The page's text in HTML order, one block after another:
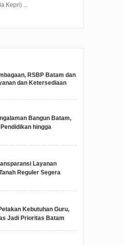
Kepri) ...
RSBP Batam dan
dan Ketersediaan
Bangun Batam,
hingga
Layanan
Reguler Segera
Kebutuhan Guru,
Jadi Prioritas Batam